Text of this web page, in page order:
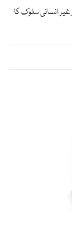
انسانی سلوک کا